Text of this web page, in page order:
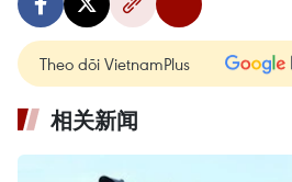
Theo dõi VietnamPlus
相关新闻